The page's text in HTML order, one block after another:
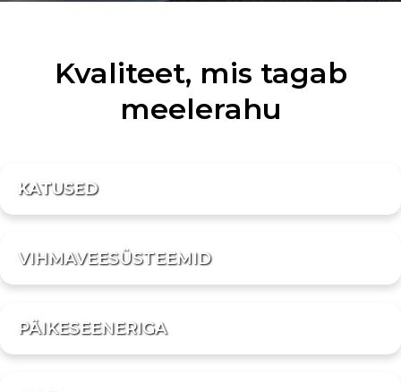
Kvaliteet, mis tagab
meelerahu
KATUSED
VIHMAVEESÜSTEEMID
PÄIKESEENERIGA